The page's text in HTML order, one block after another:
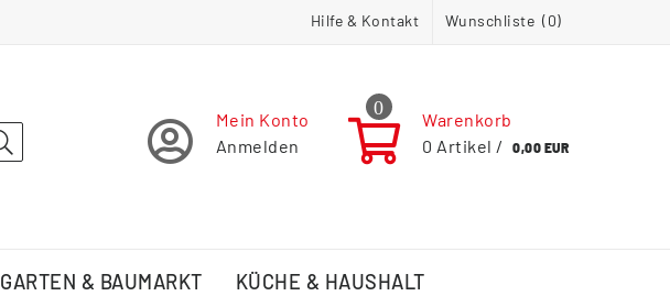
Hilfe & Kontakt Wunschliste (0)
Mein Konto
Anmelden
0
Warenkorb
0 Artikel / 0,00 EUR
GARTEN & BAUMARKT KÜCHE & HAUSHALT